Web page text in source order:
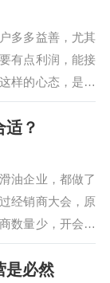
多多益善，尤其
有点利润，能接
样的心态，是当
曾经这么认为：
就是菜。但很快
单，实际是大错
无法覆盖成本。
的汽修门店，每
适？
油企业，都做了
经销商大会，原
数量少，开会没
开会，安排什么
是觉得开会是个
是必然